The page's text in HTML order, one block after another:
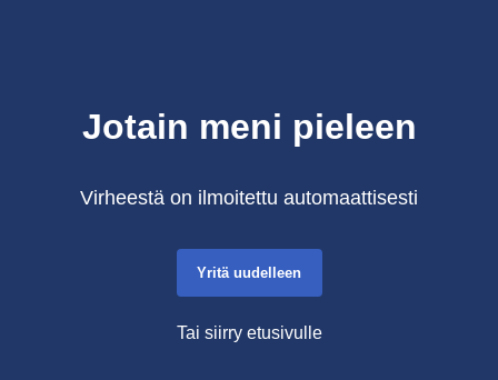
Jotain meni pieleen
Virheestä on ilmoitettu automaattisesti
Yritä uudelleen
Tai siirry etusivulle